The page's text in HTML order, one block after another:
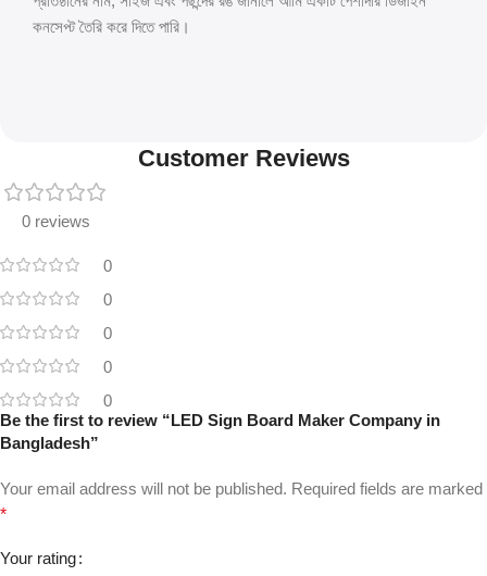
কনসেপ্ট তৈরি করে দিতে পারি।
Customer Reviews
0 reviews
0
0
0
0
0
Be the first to review “LED Sign Board Maker Company in
Bangladesh”
Your email address will not be published. Required fields are marked
*
Your rating